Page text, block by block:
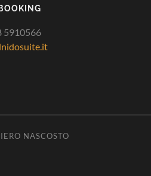
5910566
NASCOSTO